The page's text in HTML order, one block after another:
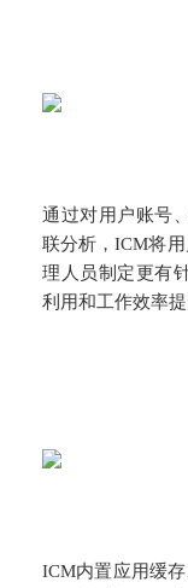
通过对用户账号
联分析，ICM将
理人员制定更有
利用和工作效率提
ICM内置应用缓